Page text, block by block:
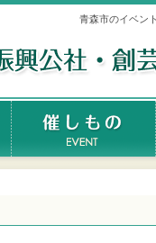
青森市のイベン